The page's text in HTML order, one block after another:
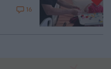
16